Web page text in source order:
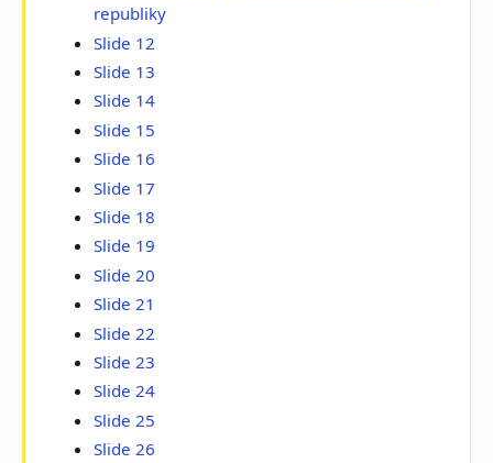
republiky
Slide 12
Slide 13
Slide 14
Slide 15
Slide 16
Slide 17
Slide 18
Slide 19
Slide 20
Slide 21
Slide 22
Slide 23
Slide 24
Slide 25
Slide 26